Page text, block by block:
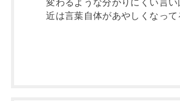
変わるような分かりにくい言
近は言葉自体があやしくなって